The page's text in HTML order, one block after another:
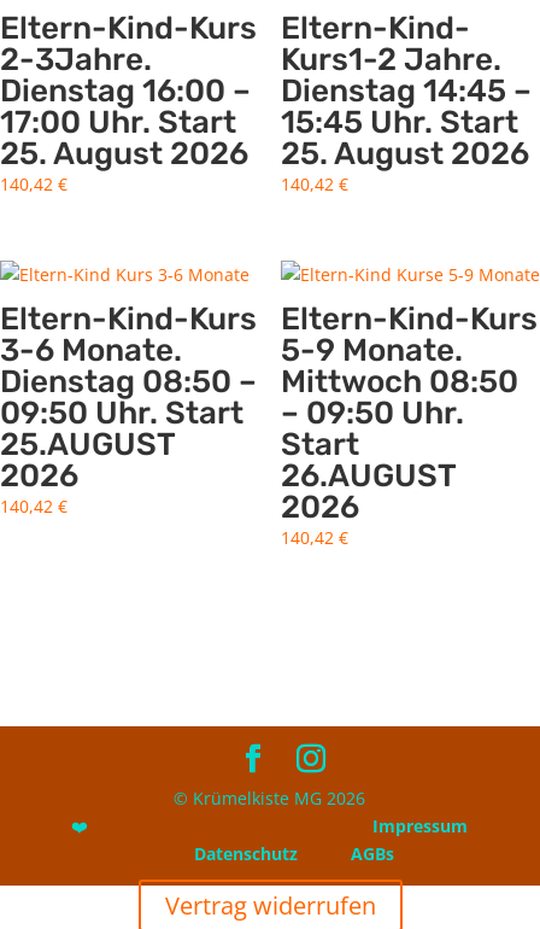
Eltern-Kind-Kurs
2-3Jahre.
Dienstag 16:00 –
17:00 Uhr. Start
25. August 2026
140,42 €
Eltern-Kind-
Kurs1-2 Jahre.
Dienstag 14:45 –
15:45 Uhr. Start
25. August 2026
140,42 €
Eltern-Kind-Kurs
3-6 Monate.
Dienstag 08:50 –
09:50 Uhr. Start
25.AUGUST
2026
140,42 €
Eltern-Kind-Kurs
5-9 Monate.
Mittwoch 08:50
– 09:50 Uhr.
Start
26.AUGUST
2026
140,42 €
© Krümelkiste MG 2026
❤️ Impressum
Datenschutz
AGBs
Vertrag widerrufen